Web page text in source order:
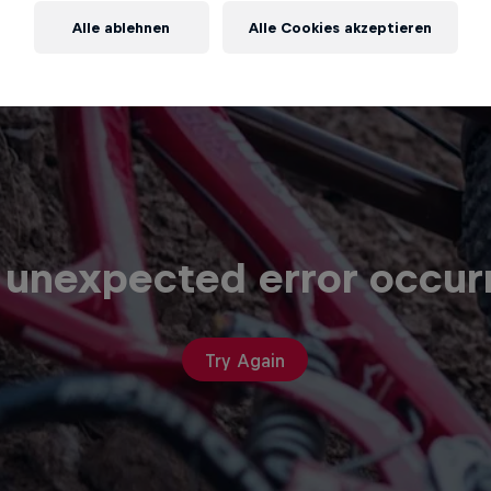
error
Try Again
Alle ablehnen Alle Cookies akzeptieren